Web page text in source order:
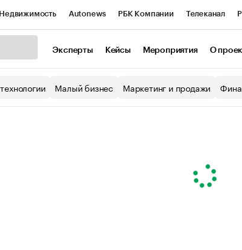
Недвижимость Autonews РБК Компании Телеканал
Экономика Бизнес
Эксперты Кейсы Мероприятия О
Малый бизнес Маркетинг и продажи